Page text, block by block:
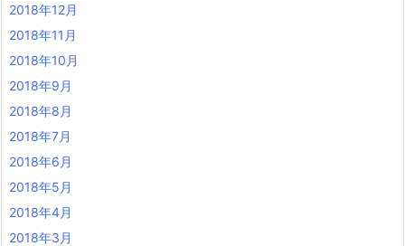
2018年12月
2018年11月
2018年10月
2018年9月
2018年8月
2018年7月
2018年6月
2018年5月
2018年4月
2018年3月